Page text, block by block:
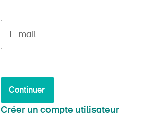
E-mail
Continuer
Créer un compte utilisateur